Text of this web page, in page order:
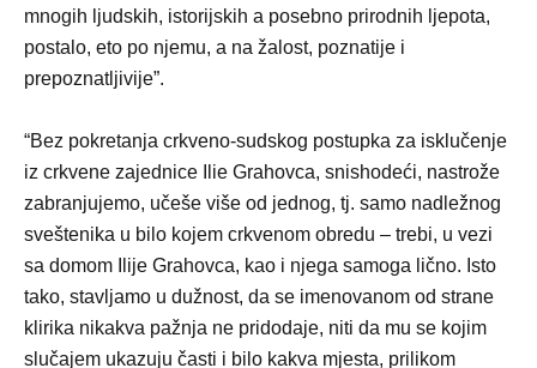
mnogih ljudskih, istorijskih a posebno prirodnih ljepota,
postalo, eto po njemu, a na žalost, poznatije i
prepoznatljivije”.
“Bez pokretanja crkveno-sudskog postupka za isklučenje
iz crkvene zajednice Ilie Grahovca, snishodeći, nastrože
zabranjujemo, učeše više od jednog, tj. samo nadležnog
sveštenika u bilo kojem crkvenom obredu – trebi, u vezi
sa domom Ilije Grahovca, kao i njega samoga lično. Isto
tako, stavljamo u dužnost, da se imenovanom od strane
klirika nikakva pažnja ne pridodaje, niti da mu se kojim
slučajem ukazuju časti i bilo kakva mjesta, prilikom